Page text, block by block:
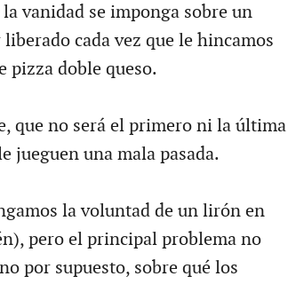
vanidad se imponga sobre un
cada vez que le hincamos
pizza doble queso.
que no será el primero ni la última
jueguen una mala pasada.
la voluntad de un lirón en
pero el principal problema no
por supuesto, sobre qué los